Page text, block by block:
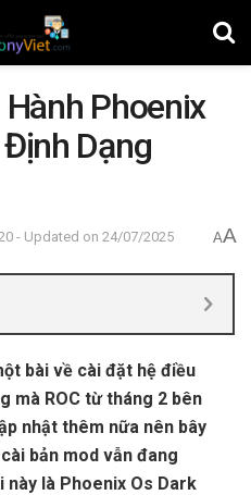
Phoenix
Dạng
- Updated on 24/07/2025 AA
bài về cài đặt hệ điều
mà ROC từ tháng 2 bên
nhật thêm nữa nên bây
bản mod vẫn đang
là Phoenix Os Dark